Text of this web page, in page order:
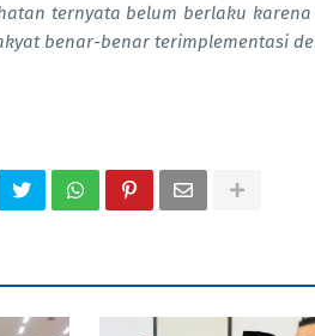
ternyata belum berlaku
benar-benar terimplementasi